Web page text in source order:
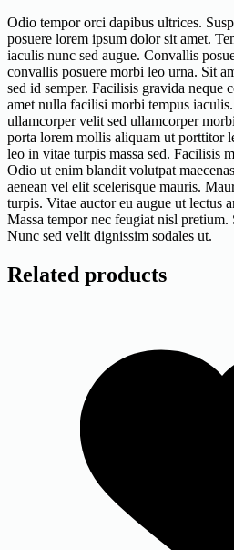
Odio tempor orci dapibus ultrices.
posuere lorem ipsum dolor sit amet.
iaculis nunc sed augue. Convallis
convallis posuere morbi leo urna. Sit
sed id semper. Facilisis gravida neque
amet nulla facilisi morbi tempus
ullamcorper velit sed ullamcorper
porta lorem mollis aliquam ut porttitor
leo in vitae turpis massa sed. Facilisis
Odio ut enim blandit volutpat
aenean vel elit scelerisque mauris.
turpis. Vitae auctor eu augue ut lectus
Massa tempor nec feugiat nisl pretium.
Nunc sed velit dignissim sodales ut.
Related products